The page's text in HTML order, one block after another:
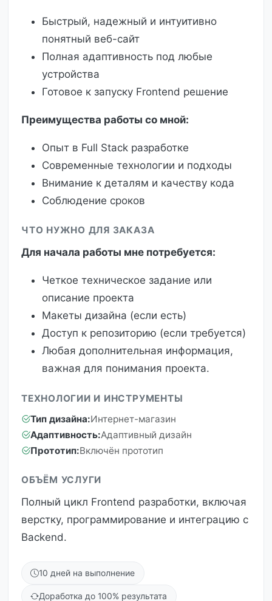
Быстрый, надежный и интуитивно
понятный веб-сайт
Полная адаптивность под любые
устройства
Готовое к запуску Frontend решение
Преимущества работы со мной:
Опыт в Full Stack разработке
Современные технологии и подходы
Внимание к деталям и качеству кода
Соблюдение сроков
ЧТО НУЖНО ДЛЯ ЗАКАЗА
Для начала работы мне потребуется:
Четкое техническое задание или
описание проекта
Макеты дизайна (если есть)
Доступ к репозиторию (если требуется)
Любая дополнительная информация,
важная для понимания проекта.
ТЕХНОЛОГИИ И ИНСТРУМЕНТЫ
Тип дизайна:Интернет-магазин
Адаптивность:Адаптивный дизайн
Прототип:Включён прототип
ОБЪЁМ УСЛУГИ
Полный цикл Frontend разработки, включая
верстку, программирование и интеграцию с
Backend.
10 дней на выполнение
Доработка до 100% результата